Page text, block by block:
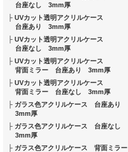
台座なし 3mm厚
UVカット透明アクリルケース
台座あり 3mm厚
UVカット透明アクリルケース
台座なし 3mm厚
UVカット透明アクリルケース
背面ミラー 台座あり 3mm厚
UVカット透明アクリルケース
背面ミラー 台座なし 3mm厚
ガラス色アクリルケース 台座あり
3mm厚
ガラス色アクリルケース 台座なし
3mm厚
ガラス色アクリルケース 背面ミラー